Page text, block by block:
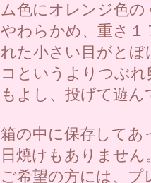
ム色にオレンジ色
やわらかめ、重さ１
れた小さい目がと
コというよりつぶ
もよし、投げて遊ん
箱の中に保存してあ
日焼けもありません
ご希望の方には、